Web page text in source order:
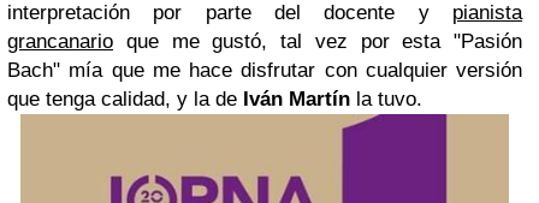
interpretación por parte del docente y pianista
grancanario que me gustó, tal vez por esta "Pasión
Bach" mía que me hace disfrutar con cualquier versión
que tenga calidad, y la de Iván Martín la tuvo.